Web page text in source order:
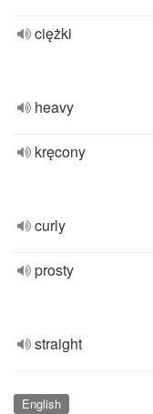
ciężki
heavy
kręcony
curly
prosty
straight
English